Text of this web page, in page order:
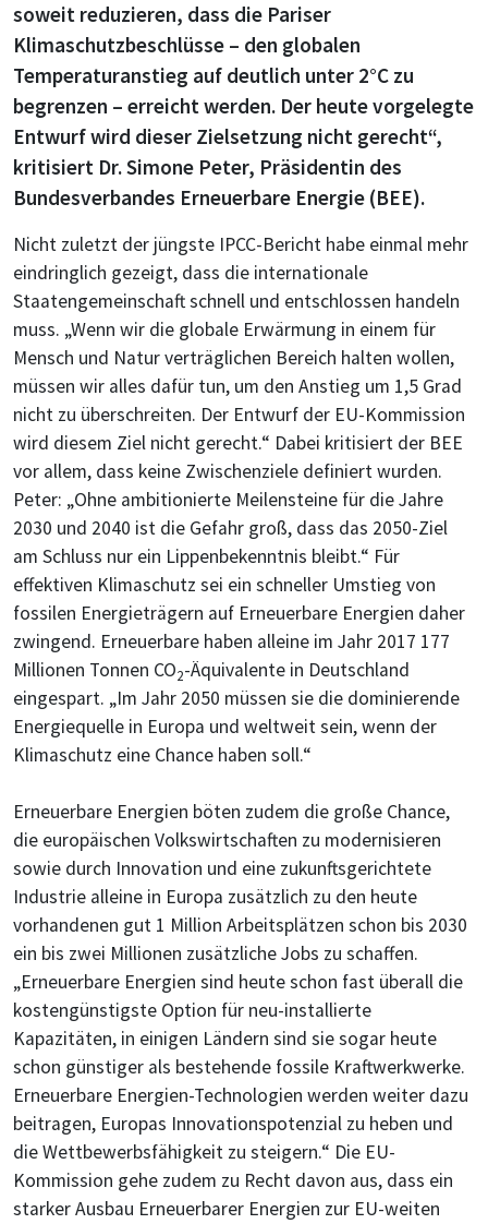
soweit reduzieren, dass die Pariser
Klimaschutzbeschlüsse – den globalen
Temperaturanstieg auf deutlich unter 2°C zu
begrenzen – erreicht werden. Der heute vorgelegte
Entwurf wird dieser Zielsetzung nicht gerecht“,
kritisiert Dr. Simone Peter, Präsidentin des
Bundesverbandes Erneuerbare Energie (BEE).
Nicht zuletzt der jüngste IPCC-Bericht habe einmal mehr
eindringlich gezeigt, dass die internationale
Staatengemeinschaft schnell und entschlossen handeln
muss. „Wenn wir die globale Erwärmung in einem für
Mensch und Natur verträglichen Bereich halten wollen,
müssen wir alles dafür tun, um den Anstieg um 1,5 Grad
nicht zu überschreiten. Der Entwurf der EU-Kommission
wird diesem Ziel nicht gerecht.“ Dabei kritisiert der BEE
vor allem, dass keine Zwischenziele definiert wurden.
Peter: „Ohne ambitionierte Meilensteine für die Jahre
2030 und 2040 ist die Gefahr groß, dass das 2050-Ziel
am Schluss nur ein Lippenbekenntnis bleibt.“ Für
effektiven Klimaschutz sei ein schneller Umstieg von
fossilen Energieträgern auf Erneuerbare Energien daher
zwingend. Erneuerbare haben alleine im Jahr 2017 177
Millionen Tonnen CO2-Äquivalente in Deutschland
eingespart. „Im Jahr 2050 müssen sie die dominierende
Energiequelle in Europa und weltweit sein, wenn der
Klimaschutz eine Chance haben soll.“
Erneuerbare Energien böten zudem die große Chance,
die europäischen Volkswirtschaften zu modernisieren
sowie durch Innovation und eine zukunftsgerichtete
Industrie alleine in Europa zusätzlich zu den heute
vorhandenen gut 1 Million Arbeitsplätzen schon bis 2030
ein bis zwei Millionen zusätzliche Jobs zu schaffen.
„Erneuerbare Energien sind heute schon fast überall die
kostengünstigste Option für neu-installierte
Kapazitäten, in einigen Ländern sind sie sogar heute
schon günstiger als bestehende fossile Kraftwerkwerke.
Erneuerbare Energien-Technologien werden weiter dazu
beitragen, Europas Innovationspotenzial zu heben und
die Wettbewerbsfähigkeit zu steigern.“ Die EU-
Kommission gehe zudem zu Recht davon aus, dass ein
starker Ausbau Erneuerbarer Energien zur EU-weiten